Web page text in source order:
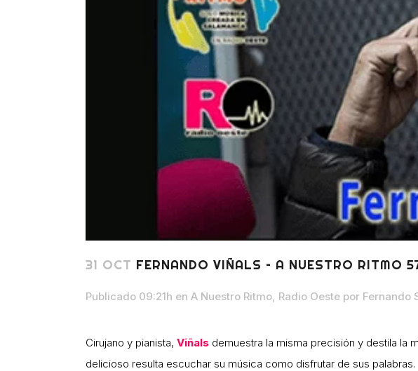
31 OCT FERNANDO VIÑALS – A NUESTRO RITMO
Publicado 09:21h en A Nuestro Ritmo Radio Oeste por Fernando
Cirujano y pianista, Viñals demuestra la misma precisión y destila la
delicioso resulta escuchar su música como disfrutar de sus palabras.